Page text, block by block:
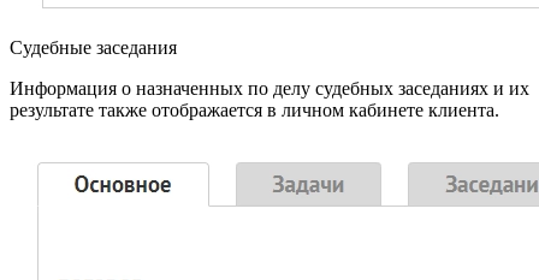
Судебные заседания
Информация о назначенных по делу судебных заседаниях и их
результате также отображается в личном кабинете клиента.